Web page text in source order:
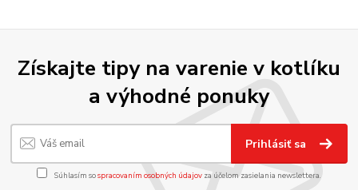
Získajte tipy na varenie v kotlíku
a výhodné ponuky
Prihlásiť sa
Súhlasím sospracovaním osobných údajov za účelom zasielania newslettera.